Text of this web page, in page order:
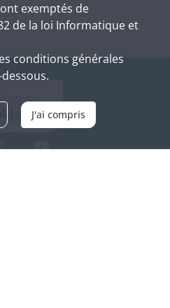
exemptés de
de la loi Informatique et
conditions générales
J'ai compris